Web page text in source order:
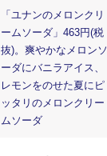
「ユナンのメロンクリ
ームソーダ」463円(税
抜)。爽やかなメロンソ
ーダにバニラアイス、
レモンをのせた夏にピ
ッタリのメロンクリー
ムソーダ